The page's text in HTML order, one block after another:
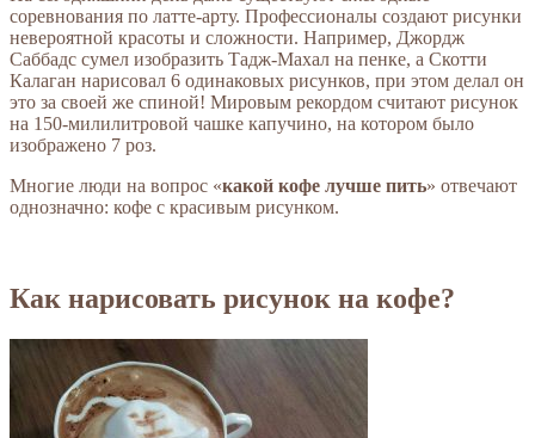
соревнования по латте-арту. Профессионалы создают рисунки
невероятной красоты и сложности. Например, Джордж
Саббадс сумел изобразить Тадж-Махал на пенке, а Скотти
Калаган нарисовал 6 одинаковых рисунков, при этом делал он
это за своей же спиной! Мировым рекордом считают рисунок
на 150-милилитровой чашке капучино, на котором было
изображено 7 роз.
Многие люди на вопрос «какой кофе лучше пить» отвечают
однозначно: кофе с красивым рисунком.
Как нарисовать рисунок на кофе?